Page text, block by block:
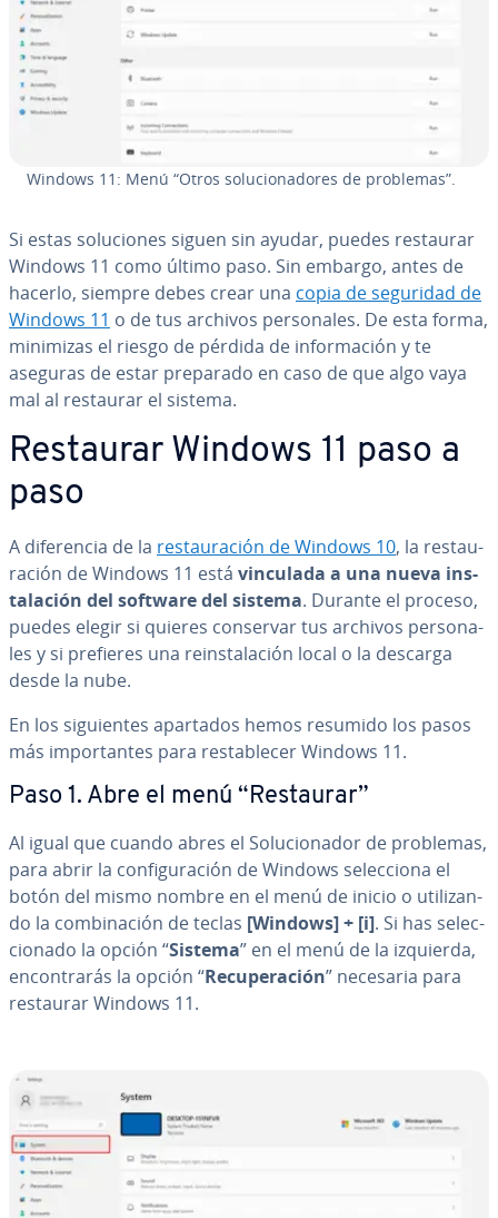
Windows 11: Menú “Otros so­lu­cio­na­do­res de problemas”.
Si estas so­lu­cio­nes siguen sin ayudar, puedes restaurar
Windows 11 como último paso. Sin embargo, antes de
hacerlo, siempre debes crear una copia de seguridad de
Windows 11 o de tus archivos pe­r­so­na­les. De esta forma,
minimizas el riesgo de pérdida de in­fo­r­ma­ción y te
aseguras de estar preparado en caso de que algo vaya
mal al restaurar el sistema.
Restaurar Windows 11 paso a
paso
A di­fe­re­n­cia de la re­s­tau­ra­ción de Windows 10, la re­s­tau­
ra­ción de Windows 11 está vinculada a una nueva in­s­
ta­la­ción del software del sistema. Durante el proceso,
puedes elegir si quieres conservar tus archivos pe­r­so­na­
les y si prefieres una re­in­s­ta­la­ción local o la descarga
desde la nube.
En los si­guie­n­tes apartados hemos resumido los pasos
más im­po­r­ta­n­tes para re­s­ta­ble­cer Windows 11.
Paso 1. Abre el menú “Restaurar”
Al igual que cuando abres el So­lu­cio­na­dor de problemas,
para abrir la co­n­fi­gu­ra­ción de Windows se­le­c­cio­na el
botón del mismo nombre en el menú de inicio o uti­li­za­n­
do la co­m­bi­na­ción de teclas [Windows]+ [i]. Si has se­le­c­
cio­na­do la opción “Sistema” en el menú de la izquierda,
en­co­n­tra­rás la opción “Re­cu­pe­ra­ción” necesaria para
restaurar Windows 11.